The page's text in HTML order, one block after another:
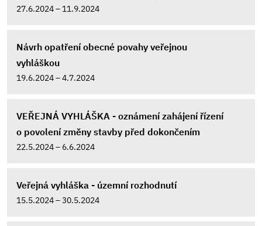
27.6.2024 – 11.9.2024
Návrh opatření obecné povahy veřejnou
vyhláškou
19.6.2024 – 4.7.2024
VEŘEJNÁ VYHLÁŠKA - oznámení zahájení řízení
o povolení změny stavby před dokončením
22.5.2024 – 6.6.2024
Veřejná vyhláška - územní rozhodnutí
15.5.2024 – 30.5.2024